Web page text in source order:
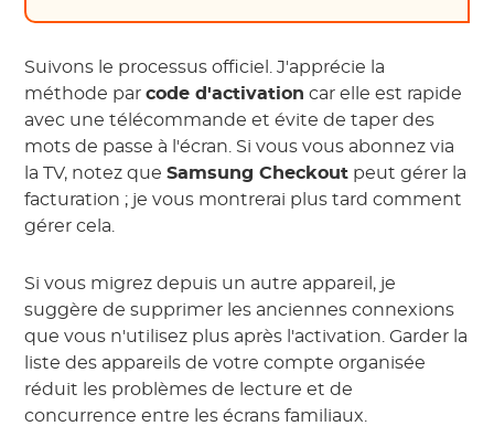
Suivons le processus officiel. J'apprécie la
méthode parcode d'activation car elle est rapide
avec une télécommande et évite de taper des
mots de passe à l'écran. Si vous vous abonnez via
la TV, notez queSamsung Checkout peut gérer la
facturation ; je vous montrerai plus tard comment
gérer cela.
Si vous migrez depuis un autre appareil, je
suggère de supprimer les anciennes connexions
que vous n'utilisez plus après l'activation. Garder la
liste des appareils de votre compte organisée
réduit les problèmes de lecture et de
concurrence entre les écrans familiaux.